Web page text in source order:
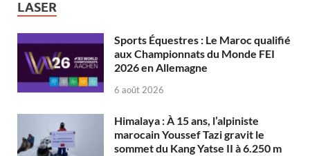
LASER
Sports Équestres : Le Maroc qualifié
aux Championnats du Monde FEI
2026 en Allemagne
6 août 2026
Himalaya : À 15 ans, l’alpiniste
marocain Youssef Tazi gravit le
sommet du Kang Yatse II à 6.250 m